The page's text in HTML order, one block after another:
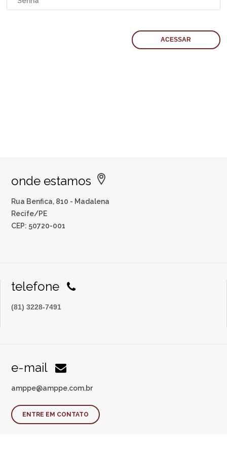
onde estamos
Rua Benfica, 810 - Madalena
Recife/PE
CEP: 50720-001
telefone
(81) 3228-7491
e-mail
amppe@amppe.com.br
ENTRE EM CONTATO